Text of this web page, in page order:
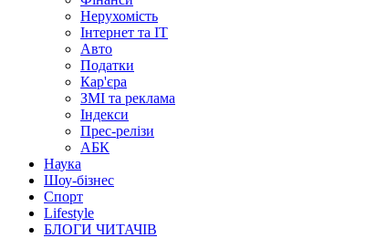
Нерухомість
Інтернет та IT
Авто
Податки
Кар'єра
ЗМІ та реклама
Індекси
Прес-релізи
АБК
Наука
Шоу-бізнес
Спорт
Lifestyle
БЛОГИ ЧИТАЧІВ